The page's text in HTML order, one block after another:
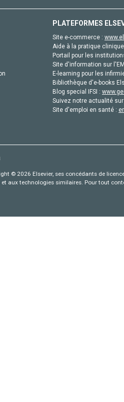
PLATEFORMES
Site e-commerce :
Aide à la pratique
Portail pour les
Site d'information sur
E-learning pour les
Bibliothèque d'e-books
Blog special IFSI :
Suivez notre actualité
Site d'emploi en santé :
© 2026 Elsevier, ses concédants de
aux technologies similaires. Pour tout